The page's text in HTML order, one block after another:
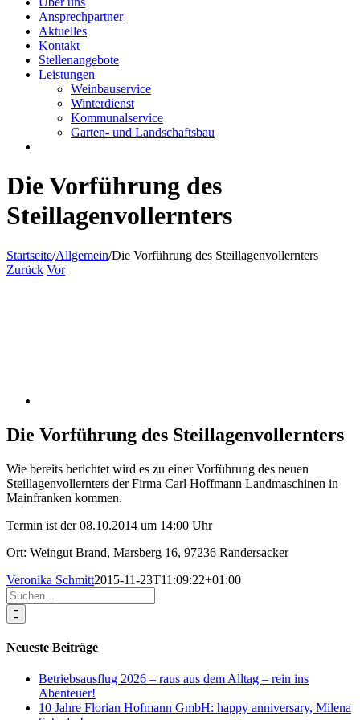
Ansprechpartner
Aktuelles
Kontakt
Stellenangebote
Leistungen
Weinbauservice
Winterdienst
Kommunalservice
Garten- und Landschaftsbau
Die Vorführung des
Steillagenvollernters
Startseite/Allgemein/Die Vorführung des Steillagenvollernters
Zurück Vor
Die Vorführung des Steillagenvollernters
Wie bereits berichtet wird es zu einer Vorführung des neuen
Steillagenvollernters der Firma Carl Hoffmann Landmaschinen in
Mainfranken kommen.
Termin ist der 08.10.2014 um 14:00 Uhr
Ort: Weingut Brand, Marsberg 16, 97236 Randersacker
Veronika Schmitt2015-11-23T11:09:22+01:00
Suche
nach:
Neueste Beiträge
Betriebsausflug 2026 – raus aus dem Alltag – rein ins
Abenteuer!
10 Jahre Florian Hofmann GmbH: happy anniversary, Milena